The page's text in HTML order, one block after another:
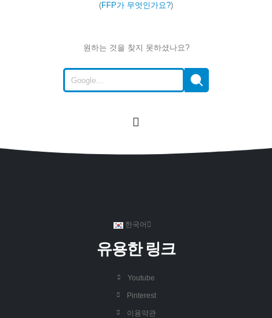
(FFP가 무엇인가요?)
원하는 것을 찾지 못하셨나요?
한국어
유용한 링크
Youtube
Pinterest
이용약관